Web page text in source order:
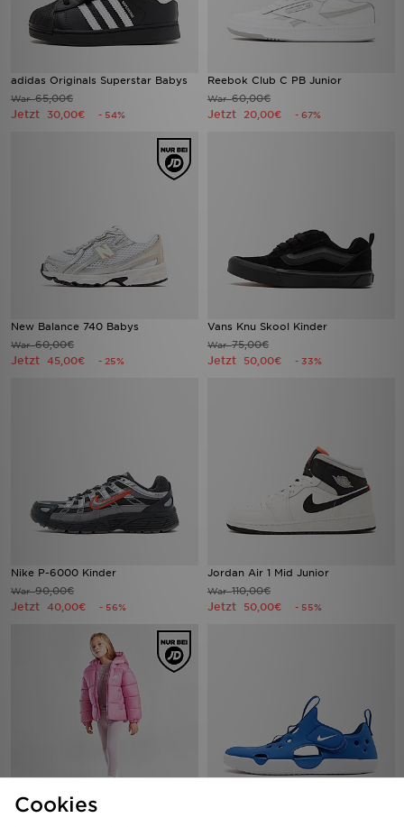
adidas Originals Superstar Babys
War65,00€
Jetzt 30,00€ - 54%
Reebok Club C PB Junior
War60,00€
Jetzt 20,00€ - 67%
New Balance 740 Babys
War60,00€
Jetzt 45,00€ - 25%
Vans Knu Skool Kinder
War75,00€
Jetzt 50,00€ - 33%
Nike P-6000 Kinder
War90,00€
Jetzt 40,00€ - 56%
Jordan Air 1 Mid Junior
War110,00€
Jetzt 50,00€ - 55%
Cookies